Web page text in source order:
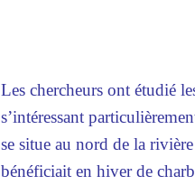
Les chercheurs ont étudié
s’intéressant
se situe au nord de la
bénéficiait en hiver de